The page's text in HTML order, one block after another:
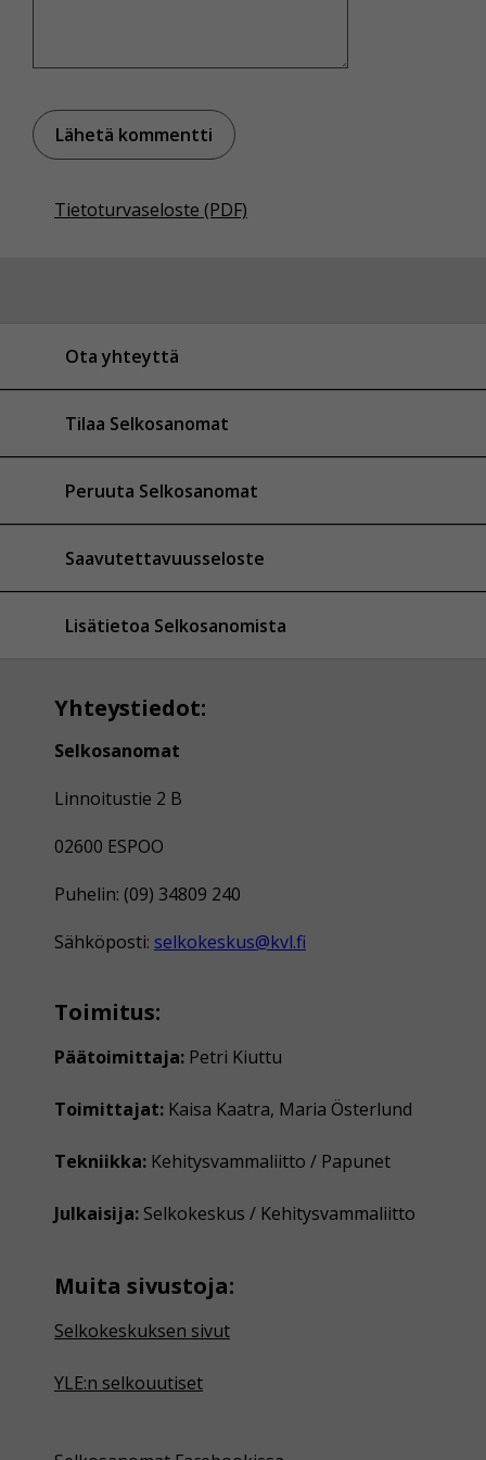
Tietoturvaseloste (PDF)
Ota yhteyttä
Tilaa Selkosanomat
Peruuta Selkosanomat
Saavutettavuusseloste
Lisätietoa Selkosanomista
Yhteystiedot:
Selkosanomat
Linnoitustie 2 B
02600 ESPOO
Puhelin: (09) 34809 240
Sähköposti: selkokeskus@kvl.fi
Toimitus:
Päätoimittaja: Petri Kiuttu
Toimittajat: Kaisa Kaatra, Maria Österlund
Tekniikka: Kehitysvammaliitto / Papunet
Julkaisija: Selkokeskus / Kehitysvammaliitto
Muita sivustoja:
Selkokeskuksen sivut
YLE:n selkouutiset